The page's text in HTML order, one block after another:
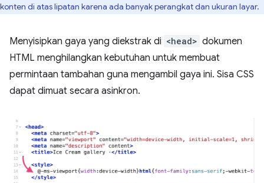
konten di atas lipatan karena ada banyak perangkat dan ukuran layar.
Menyisipkan gaya yang diekstrak di <head> dokumen
HTML menghilangkan kebutuhan untuk membuat
permintaan tambahan guna mengambil gaya ini. Sisa CSS
dapat dimuat secara asinkron.